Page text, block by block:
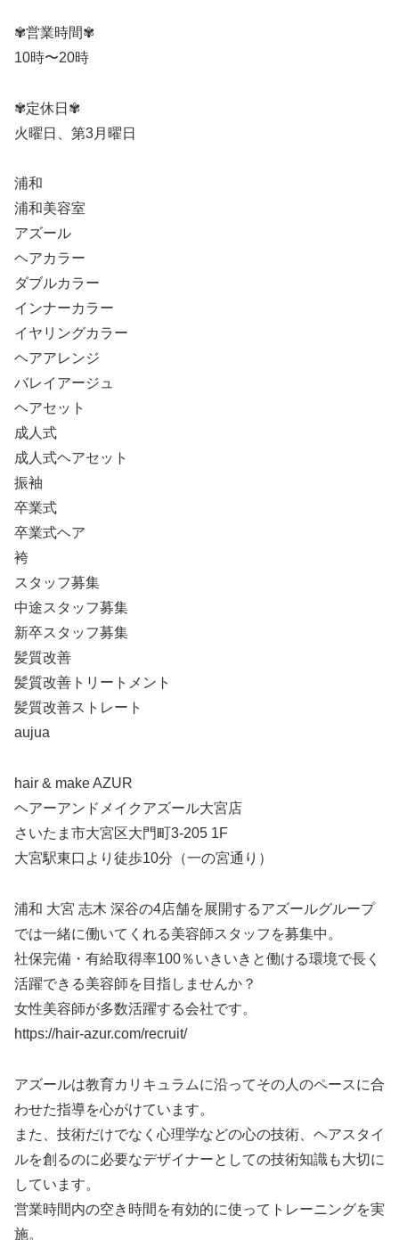
✾営業時間✾
10時〜20時
✾定休日✾
火曜日、第3月曜日
浦和
浦和美容室
アズール
ヘアカラー
ダブルカラー
インナーカラー
イヤリングカラー
ヘアアレンジ
バレイアージュ
ヘアセット
成人式
成人式ヘアセット
振袖
卒業式
卒業式ヘア
袴
スタッフ募集
中途スタッフ募集
新卒スタッフ募集
髪質改善
髪質改善トリートメント
髪質改善ストレート
aujua
hair & make AZUR
ヘアーアンドメイクアズール大宮店
さいたま市大宮区大門町3-205 1F
大宮駅東口より徒歩10分（一の宮通り）
浦和 大宮 志木 深谷の4店舗を展開するアズールグループ
では一緒に働いてくれる美容師スタッフを募集中。
社保完備・有給取得率100％いきいきと働ける環境で長く
活躍できる美容師を目指しませんか？
女性美容師が多数活躍する会社です。
https://hair-azur.com/recruit/
アズールは教育カリキュラムに沿ってその人のペースに合
わせた指導を心がけています。
また、技術だけでなく心理学などの心の技術、ヘアスタイ
ルを創るのに必要なデザイナーとしての技術知識も大切に
しています。
営業時間内の空き時間を有効的に使ってトレーニングを実
施。